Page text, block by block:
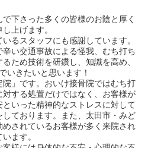
下さった多くの皆様のお陰と厚く
上げます。
るスタッフにも感謝しています。
い交通事故による怪我、むち打ち
ため技術を研鑽し、知識を高め、
いきたいと思います！
」です。おいけ接骨院ではむち打
する処置だけではなく、お客様が
いった精神的なストレスに対して
ております。また、太田市・みど
されているお客様が多く来院され
います。